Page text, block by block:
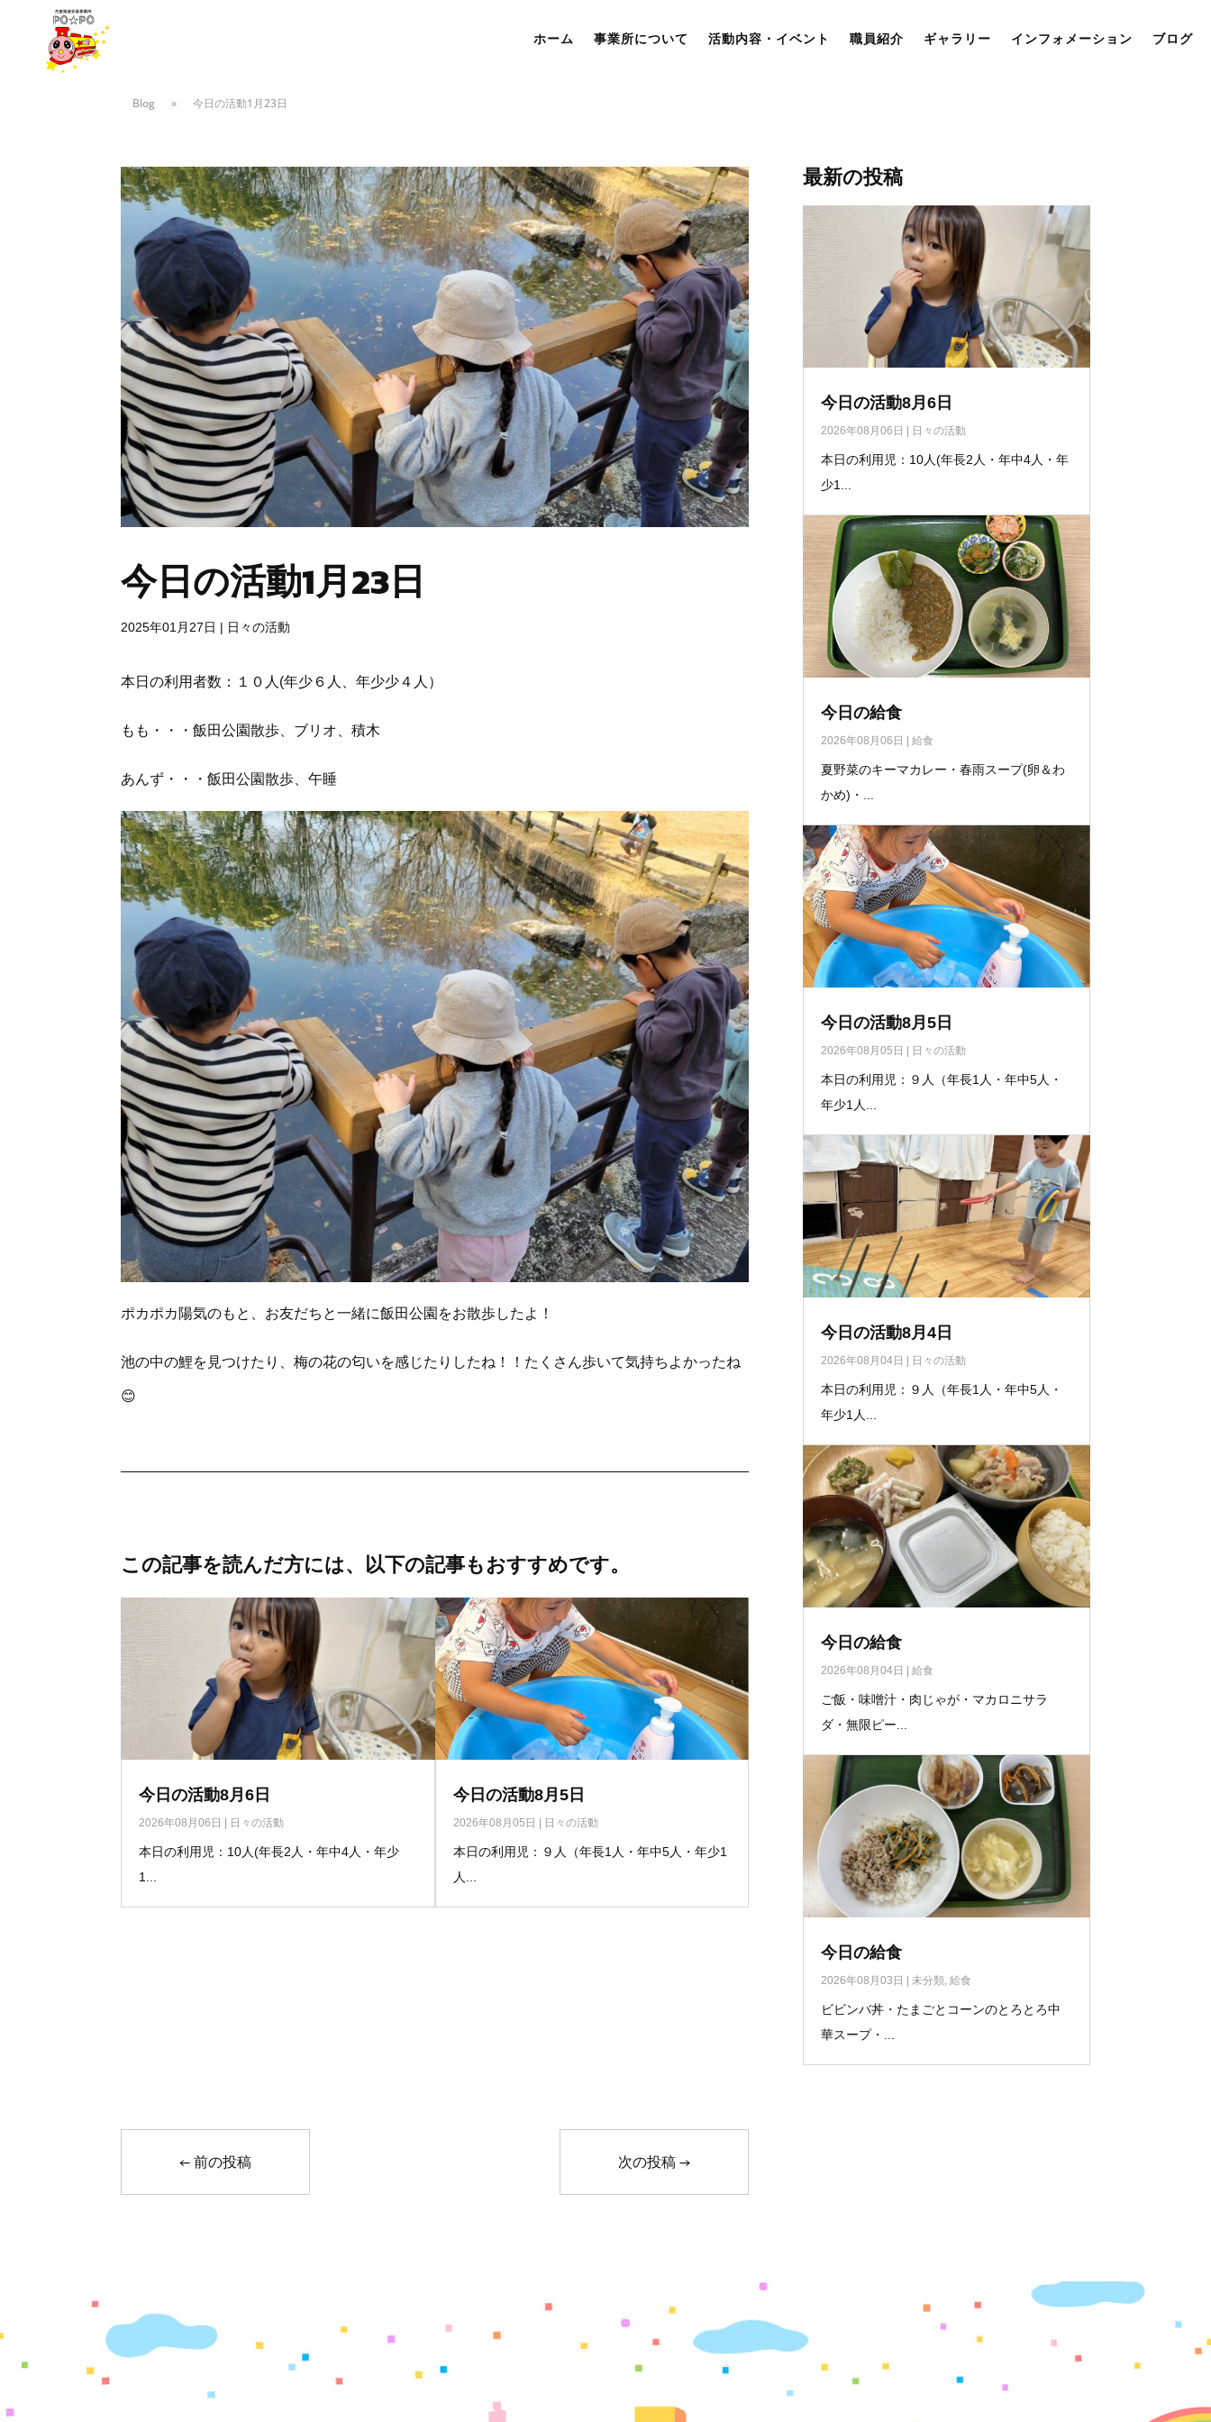
ホーム 事業所について 活動内容・イベント 職員紹介 ギャラリー インフォメーション ブログ
Blog » 今日の活動1月23日
今日の活動1月23日
2025年01月27日 | 日々の活動
本日の利用者数：１０人(年少６人、年少少４人）
もも・・・飯田公園散歩、ブリオ、積木
あんず・・・飯田公園散歩、午睡
ポカポカ陽気のもと、お友だちと一緒に飯田公園をお散歩したよ！
池の中の鯉を見つけたり、梅の花の匂いを感じたりしたね！！たくさん歩いて気持ちよかったね
😊
この記事を読んだ方には、以下の記事もおすすめです。
今日の活動8月6日
2026年08月06日 日々の活動
本日の利用児：10人(年長2人・年中4人・年少
1...
今日の活動8月5日
2026年08月05日 日々の活動
本日の利用児：９人（年長1人・年中5人・年少1
人...
最新の投稿
今日の活動8月6日
2026年08月06日 日々の活動
本日の利用児：10人(年長2人・年中4人・年
少1...
今日の給食
2026年08月06日 給食
夏野菜のキーマカレー・春雨スープ(卵＆わ
かめ)・...
今日の活動8月5日
2026年08月05日 日々の活動
本日の利用児：９人（年長1人・年中5人・
年少1人...
今日の活動8月4日
2026年08月04日 日々の活動
本日の利用児：９人（年長1人・年中5人・
年少1人...
今日の給食
2026年08月04日 給食
ご飯・味噌汁・肉じゃが・マカロニサラ
ダ・無限ピー...
今日の給食
2026年08月03日 未分類, 給食
ビビンバ丼・たまごとコーンのとろとろ中
華スープ・...
←前の投稿 次の投稿→